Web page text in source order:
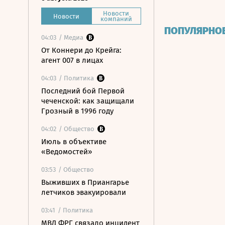
Новости Новости
компаний
04:03 / Медиа
От Коннери до Крейга:
агент 007 в лицах
04:03 / Политика
Последний бой Первой
чеченской: как защищали
Грозный в 1996 году
04:02 / Общество
Июль в объективе
«Ведомостей»
03:53 / Общество
Выживших в Приангарье
летчиков эвакуировали
03:41 / Политика
МВД ФРГ связало инцидент